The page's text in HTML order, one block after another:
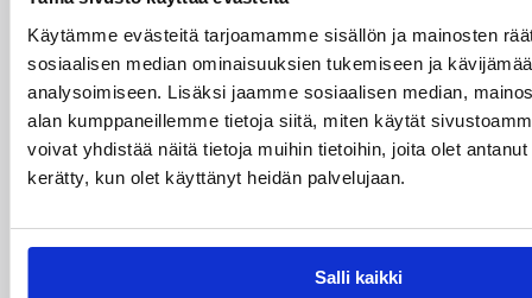
Käytämme evästeitä tarjoamamme sisällön ja mainosten
sosiaalisen median ominaisuuksien tukemiseen ja
analysoimiseen. Lisäksi jaamme sosiaalisen median,
alan kumppaneillemme tietoja siitä, miten käytät
voivat yhdistää näitä tietoja muihin tietoihin, joita olet
kerätty, kun olet käyttänyt heidän palvelujaan.
Salli kaikki